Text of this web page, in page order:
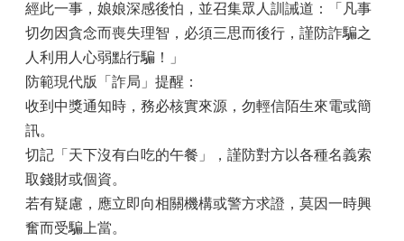
經此一事，娘娘深感後怕，並召集眾人訓誡道：「凡事
切勿因貪念而喪失理智，必須三思而後行，謹防詐騙之
人利用人心弱點行騙！」
防範現代版「詐局」提醒：
收到中獎通知時，務必核實來源，勿輕信陌生來電或簡
訊。
切記「天下沒有白吃的午餐」，謹防對方以各種名義索
取錢財或個資。
若有疑慮，應立即向相關機構或警方求證，莫因一時興
奮而受騙上當。